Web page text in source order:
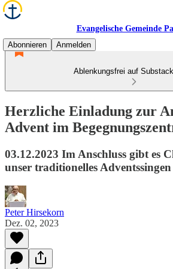
Evangelische Gemeinde
Abonnieren
Anmelden
Ablenkungsfrei auf
Herzliche Einladung zur
Advent im
03.12.2023 Im Anschluss gibt es
unser traditionelles Adventssingen
Peter Hirsekorn
Dez. 02, 2023